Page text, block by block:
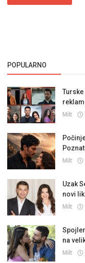
POPULARNO
Milt
Milt
Uzak
novi
Milt
na
Milt